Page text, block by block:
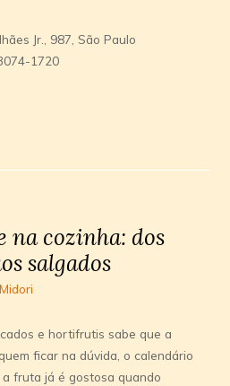
Jr., 987, São Paulo
1720
na cozinha: dos
salgados
e hortifrutis sabe que a
ficar na dúvida, o calendário
a fruta já é gostosa quando